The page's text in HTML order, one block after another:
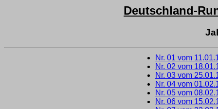
Deutschland-
Nr. 01 vom
Nr. 02 vom
Nr. 03 vom
Nr. 04 vom
Nr. 05 vom
Nr. 06 vom